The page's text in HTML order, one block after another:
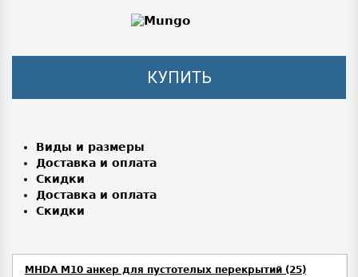
КУПИТЬ
Виды и размеры
Доставка и оплата
Скидки
Доставка и оплата
Скидки
MHDA M10 анкер для пустотелых перекрытий (25)